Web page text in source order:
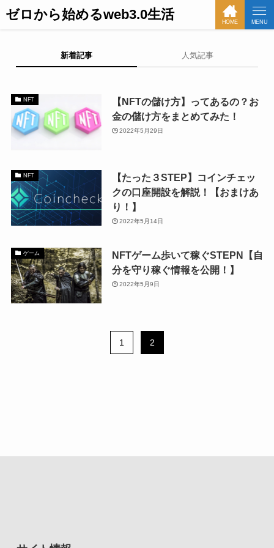
ゼロから始めるweb3.0生活 HOME MENU
新着記事 人気記事
NFT
【NFTの儲け方】ってあるの？お
金の儲け方をまとめてみた！
2022年5月29日
NFT
【たった３STEP】コインチェッ
クの口座開設を解説！【おまけあ
り！】
2022年5月14日
ゲーム
NFTゲーム歩いて稼ぐSTEPN【自
分を守り稼ぐ情報を公開！】
2022年5月9日
1 2